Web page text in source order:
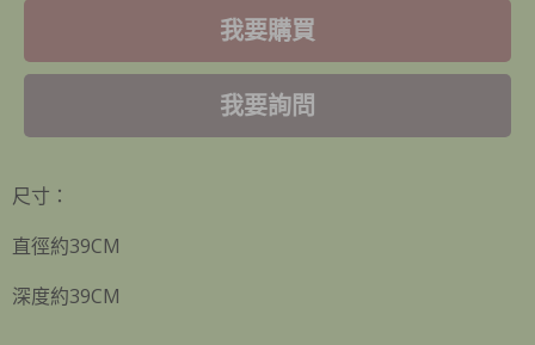
我要購買
我要詢問
尺寸：
直徑約39CM
深度約39CM